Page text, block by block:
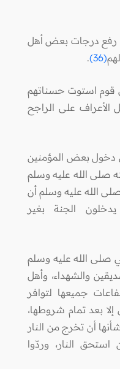
رفع درجات بعض أهل
(36)
.
قوم استوت حسناتهم
الأعراف على الراجح
دخول بعض المؤمنين
صلى الله عليه وسلم
الله عليه وسلم أن
الجنة بغير
صلى الله عليه وسلم
والشهداء، وأهل
جميعها لتوافر
إلا بعد تمام شروطها،
أن تخرج من النار
النار، وردّوا